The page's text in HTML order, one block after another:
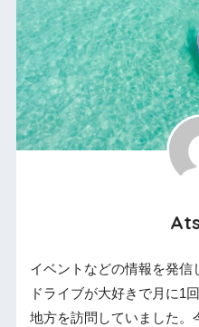
イベントなどの情報を発信
ドライブが大好きで月に1
地方を訪問していました。